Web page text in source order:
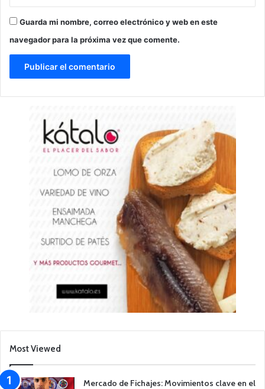
Guarda mi nombre, correo electrónico y web en este
navegador para la próxima vez que comente.
Most Viewed
Mercado de Fichajes: Movimientos clave en el